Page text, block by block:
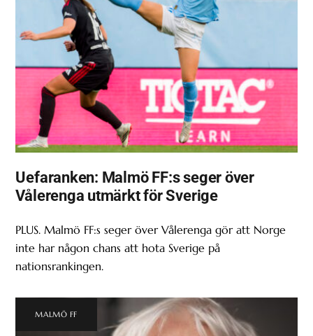
Uefaranken: Malmö FF:s seger över
Vålerenga utmärkt för Sverige
PLUS. Malmö FF:s seger över Vålerenga gör att Norge
inte har någon chans att hota Sverige på
nationsrankingen.
MALMÖ FF